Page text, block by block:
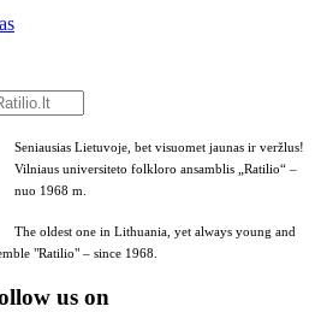
Seniausias Lietuvoje, bet visuomet jaunas ir veržlus!
Vilniaus universiteto folkloro ansamblis „Ratilio“ –
nuo 1968 m.
The oldest one in Lithuania, yet always young and
"Ratilio" – since 1968.
us on